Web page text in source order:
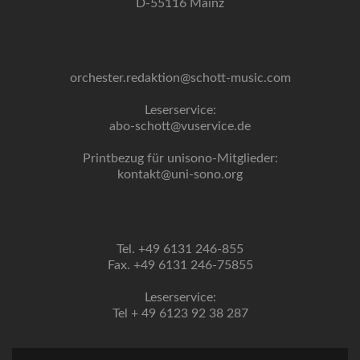
D-55116 Mainz
orchester.redaktion@schott-music.com
Leserservice:
abo-schott@vuservice.de
Printbezug für unisono-Mitglieder:
kontakt@uni-sono.org
Tel. +49 6131 246-855
Fax. +49 6131 246-75855
Leserservice:
Tel + 49 6123 92 38 287